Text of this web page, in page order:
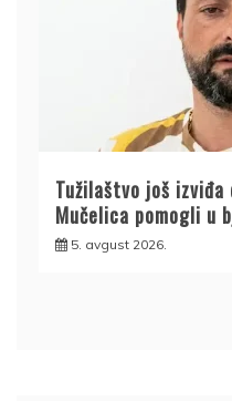
Tužilaštvo još
Mučelica pomogli u
5. avgust 2026.